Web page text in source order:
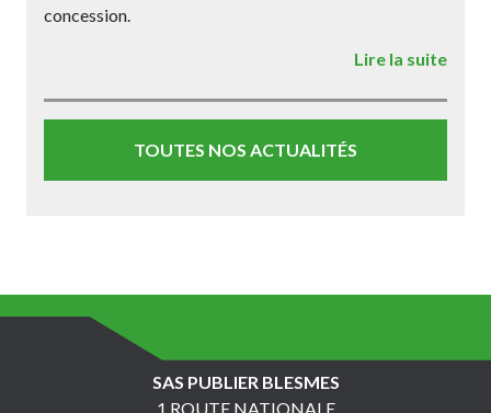
concession.
Lire la suite
TOUTES NOS ACTUALITÉS
SAS PUBLIER BLESMES
1 ROUTE NATIONALE